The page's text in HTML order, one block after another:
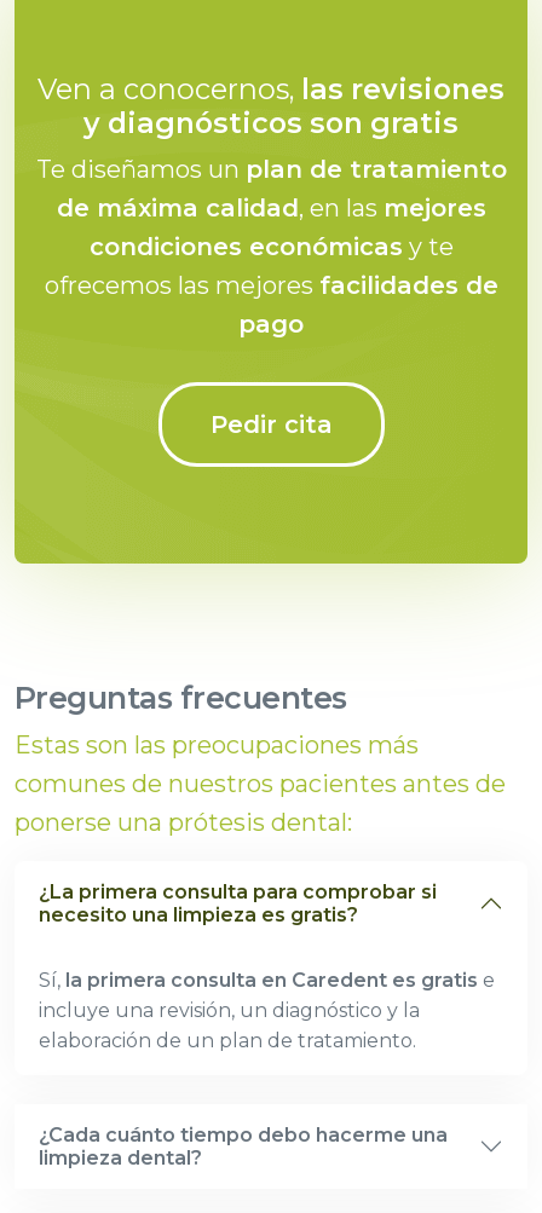
Ven a conocernos, las revisiones
y diagnósticos son gratis
Te diseñamos un plan de tratamiento
de máxima calidad, en las mejores
condiciones económicas y te
ofrecemos las mejores facilidades de
pago
Pedir cita
Preguntas frecuentes
Estas son las preocupaciones más
comunes de nuestros pacientes antes de
ponerse una prótesis dental:
¿La primera consulta para comprobar si
necesito una limpieza es gratis?
Sí, la primera consulta en Caredent es gratis e
incluye una revisión, un diagnóstico y la
elaboración de un plan de tratamiento.
¿Cada cuánto tiempo debo hacerme una
limpieza dental?